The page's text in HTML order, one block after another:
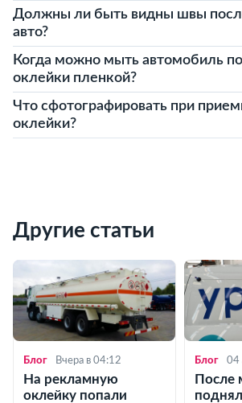
Должны ли быть видны швы
авто?
Когда можно мыть автомобиль
оклейки пленкой?
Что сфотографировать при
оклейки?
Другие статьи
Блог Вчера в 04:12
На рекламную
оклейку попали
Блог 04
После